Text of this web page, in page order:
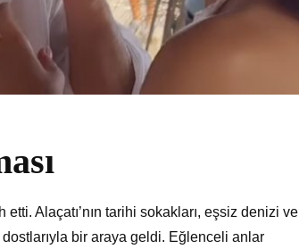
Alaçatı’nın tarihi sokakları, eşsiz denizi ve
bir araya geldi. Eğlenceli anlar